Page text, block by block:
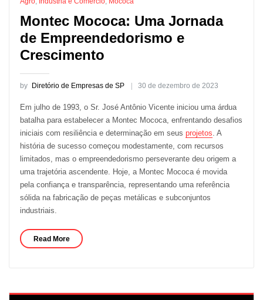
Montec Mococa: Uma Jornada
de Empreendedorismo e
Crescimento
by Diretório de Empresas de SP 30 de dezembro de 2023
Em julho de 1993, o Sr. José Antônio Vicente iniciou uma árdua
batalha para estabelecer a Montec Mococa, enfrentando desafios
iniciais com resiliência e determinação em seus projetos . A
história de sucesso começou modestamente, com recursos
limitados, mas o empreendedorismo perseverante deu origem a
uma trajetória ascendente. Hoje, a Montec Mococa é movida
pela confiança e transparência, representando uma referência
sólida na fabricação de peças metálicas e subconjuntos
industriais.
Read More